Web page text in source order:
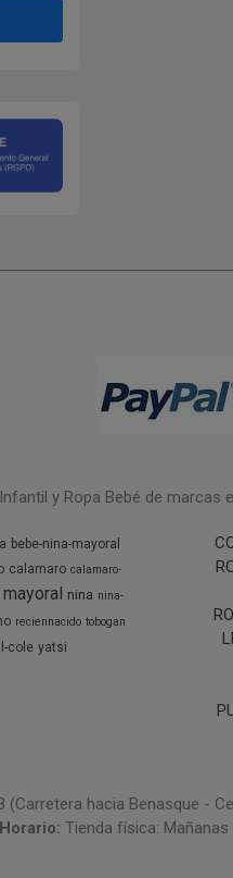
y Ropa Bebé de marcas
bebe-nina-mayoral
calamaro calamaro-
mayoral nina nina-
reciennacido tobogan
cole yatsi
(Carretera hacia Benasque -
Horario:Tienda física: